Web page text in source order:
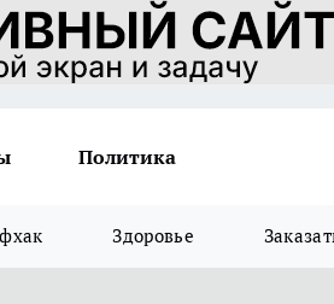
Политика
Здоровье